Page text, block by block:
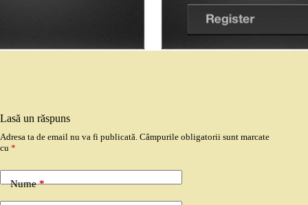
Lasă un răspuns
Adresa ta de email nu va fi publicată. Câmpurile obligatorii sunt marcate
cu *
Nume*